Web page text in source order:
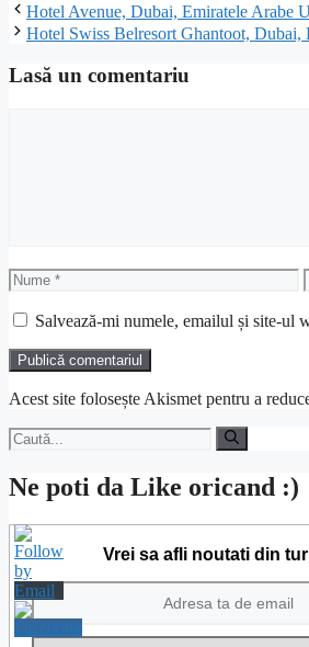
Hotel Avenue, Dubai, Emiratele Arabe
Hotel Swiss Belresort Ghantoot, Dubai,
Lasă un comentariu
Nume
Salvează-mi numele, emailul și site-ul
Acest site folosește Akismet pentru a
Caută
după:
Ne poti da Like oricand :)
Vrei sa afli noutati din